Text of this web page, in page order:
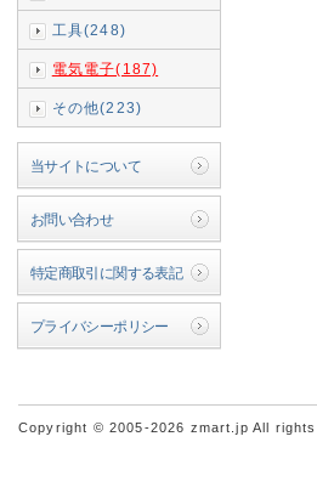
工具(248)
電気電子(187)
その他(223)
当サイトについて
お問い合わせ
特定商取引に関する表記
プライバシーポリシー
Copyright © 2005-2026 zmart.jp All rights